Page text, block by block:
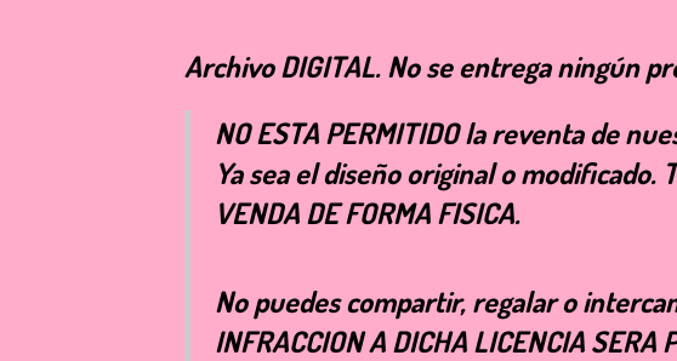
ArchivoDIGITAL. No se entrega ningún
NO ESTA PERMITIDO la reventa de
Ya sea el diseño original o modificado.
VENDA DE FORMA FISICA.
No puedes compartir, regalar o
INFRACCION A DICHA LICENCIA SERA